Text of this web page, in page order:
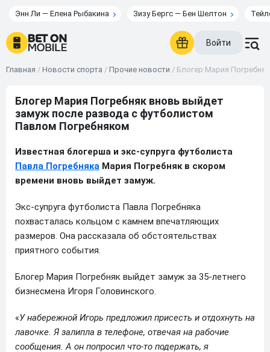
Энн Ли — Елена Рыбакина Зизу Бергс — Бен Шелтон
Войти
Главная / Новости спорта / Прочие новости / Блогер Мария
Блогер Мария Погребняк вновь выйдет
замуж после развода с футболистом
Павлом Погребняком
Известная блогерша и экс-супруга футболиста
Павла Погребняка Мария Погребняк в скором
времени вновь выйдет замуж.
Экс-супруга футболиста Павла Погребняка
похвасталась кольцом с камнем впечатляющих
размеров. Она рассказала об обстоятельствах
приятного события.
Блогер Мария Погребняк выйдет замуж за 35-летнего
бизнесмена Игоря Головинского.
«У набережной Игорь предложил присесть и отдохнуть на
лавочке. Я залипла в телефоне, отвечая на рабочие
сообщения. А он попросил что-то подержать, я